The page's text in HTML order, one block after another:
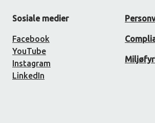
Sosiale medier
Facebook
YouTube
Instagram
LinkedIn